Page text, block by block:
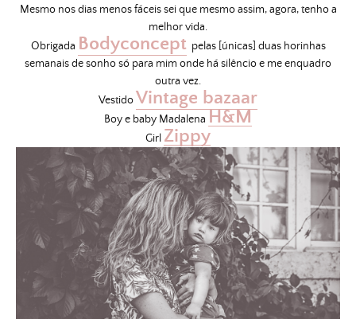
Mesmo nos dias menos fáceis sei que mesmo assim, agora, tenho a
melhor vida.
Obrigada Bodyconcept pelas [únicas] duas horinhas
semanais de sonho só para mim onde há silêncio e me enquadro
outra vez.
VestidoVintage bazaar
Boy e baby Madalena H&M
Girl Zippy